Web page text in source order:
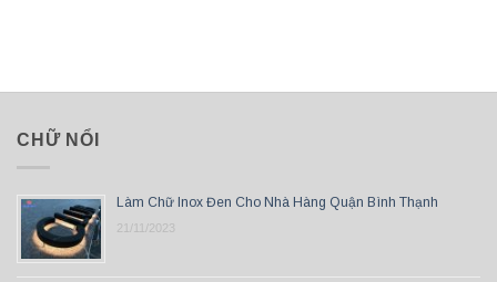
CHỮ NỔI
Làm Chữ Inox Đen Cho Nhà Hàng Quận Bình Thạnh
21/11/2023